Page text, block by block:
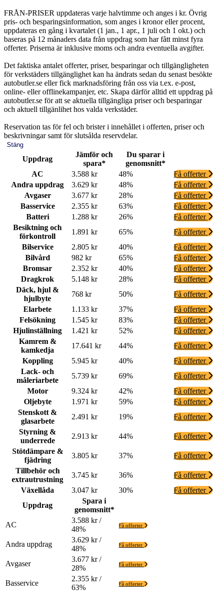
FRÅN-PRISER uppdateras varje halvtimme och anges i kr. Övrig
pris- och besparingsinformation, som anges i kronor eller procent,
uppdateras en gång i kvartalet (1 jan., 1 apr., 1 juli och 1 okt.) och
baseras på 12 månaders data från uppdrag som har fått minst fyra
offerter. Priserna är inklusive moms och andra eventuella avgifter.
Det faktiska antalet offerter, priser, besparingar och tillgängligheten
för verkstäders tillgänglighet kan ha ändrats sedan du senast besökte
autobutler.se eller fick marknadsföring från oss via t.ex. e-post,
online- eller offlinekampanjer, etc. Skapa därför alltid ett uppdrag på
autobutler.se för att se aktuella tillgängliga priser och besparingar
och aktuell tillgänlihet hos valda verkstäder.
Reservation tas för fel och brister i innehållet i offerten, priser och
beskrivningar samt för slutsålda reservdelar.
Stäng
Uppdrag
Jämför och
spara*
Du sparar i
genomsnitt*
AC
3.588 kr 48%
Få offerter
Andra uppdrag
3.629 kr 48%
Få offerter
Avgaser
3.677 kr 28%
Få offerter
Basservice
2.355 kr 63%
Få offerter
Batteri
1.288 kr 26%
Få offerter
Besiktning och
förkontroll
1.891 kr 65%
Få offerter
Bilservice
2.805 kr 40%
Få offerter
Bilvård
982 kr 65%
Få offerter
Bromsar
2.352 kr 40%
Få offerter
Dragkrok
5.148 kr 28%
Få offerter
Däck, hjul &
hjulbyte
768 kr 50%
Få offerter
Elarbete
1.133 kr 37%
Få offerter
Felsökning
1.545 kr 83%
Få offerter
Hjulinställning
1.421 kr 52%
Få offerter
Kamrem &
kamkedja
17.641 kr 44%
Få offerter
Koppling
5.945 kr 40%
Få offerter
Lack- och
måleriarbete
5.739 kr 69%
Få offerter
Motor
9.324 kr 42%
Få offerter
Oljebyte
1.971 kr 59%
Få offerter
Stenskott &
glasarbete
2.491 kr 19%
Få offerter
Styrning &
underrede
2.913 kr 44%
Få offerter
Stötdämpare &
fjädring
3.805 kr 37%
Få offerter
Tillbehör och
extrautrustning
3.745 kr 36%
Få offerter
Växellåda
3.047 kr 30%
Få offerter
Uppdrag
Spara i
genomsnitt*
AC
3.588 kr /
48%
Få offerter
Andra uppdrag
3.629 kr /
48%
Få offerter
Avgaser
3.677 kr /
28%
Få offerter
Basservice
2.355 kr /
63%
Få offerter